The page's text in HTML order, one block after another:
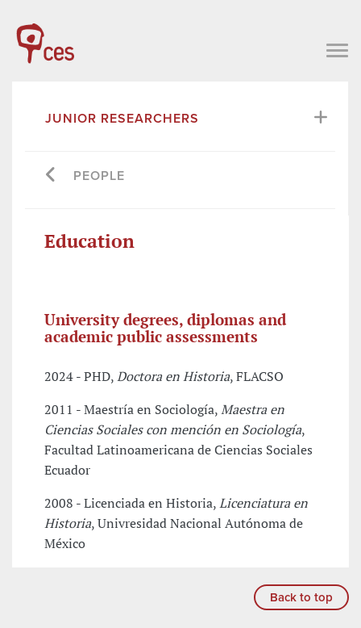
JUNIOR RESEARCHERS
PEOPLE
Education
University degrees, diplomas and
academic public assessments
2024 - PHD,Doctora en Historia, FLACSO
2011 - Maestría en Sociología,Maestra en
Ciencias Sociales con mención en Sociología,
Facultad Latinoamericana de Ciencias Sociales
Ecuador
2008 - Licenciada en Historia,Licenciatura en
Historia, Univresidad Nacional Autónoma de
México
Back to top